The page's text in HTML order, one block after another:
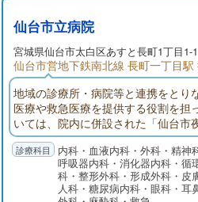
仙台市立病院
宮城県仙台市太白区あすと長町1丁目1-1
仙台市営地下鉄南北線 長町一丁目駅
地域の診療所・病院等と連携をとり
医療や救急医療を提供する役割を担
いては、院内に併設された「仙台市
所」と救命救急センターで初期から
制を整えています。また、出産前後
生児特定集中治療室（NICU）を新
きる環境を提供しています。
内科・血液内科・外科・精神
呼吸器内科・消化器内科・循
科・整形外科・形成外科・皮
人科・糖尿病内科・眼科・